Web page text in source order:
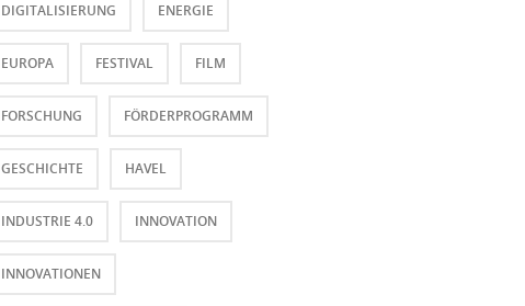
DIGITALISIERUNG ENERGIE
EUROPA FESTIVAL FILM
FORSCHUNG FÖRDERPROGRAMM
GESCHICHTE HAVEL
INDUSTRIE 4.0 INNOVATION
INNOVATIONEN